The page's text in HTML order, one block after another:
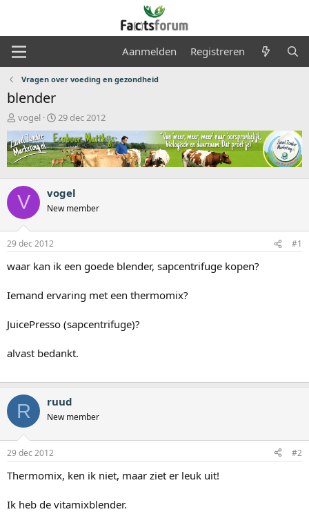
Aanmelden Registreren
Vragen over voeding en gezondheid
blender
O
n
d
e
r
e
r
p
s
t
a
r
e
r
vogel
S
t
a
r
t
a
t
m
29 dec 2012
V vogel
New member
29 dec 2012 #1
waar kan ik een goede blender, sapcentrifuge kopen?
Iemand ervaring met een thermomix?
JuicePresso (sapcentrifuge)?
alvast bedankt.
R ruud
New member
29 dec 2012 #2
Thermomix, ken ik niet, maar ziet er leuk uit!
Ik heb de vitamixblender.